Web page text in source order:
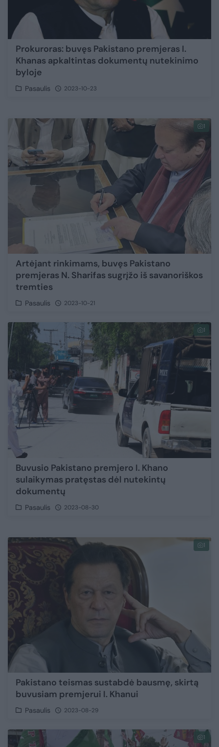
Prokuroras: buvęs Pakistano premjeras I.
Khanas apkaltintas dokumentų nutekinimo
byloje
Pasaulis 2023-10-23
1
Artėjant rinkimams, buvęs Pakistano
premjeras N. Sharifas sugrįžo iš savanoriškos
tremties
Pasaulis 2023-10-21
1
Buvusio Pakistano premjero I. Khano
sulaikymas pratęstas dėl nutekintų
dokumentų
Pasaulis 2023-08-30
1
Pakistano teismas sustabdė bausmę, skirtą
buvusiam premjerui I. Khanui
Pasaulis 2023-08-29
1